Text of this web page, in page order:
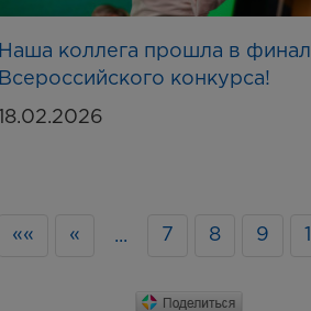
Наша коллега прошла в финал
Всероссийского конкурса!
18.02.2026
«« « ... 7 8 9